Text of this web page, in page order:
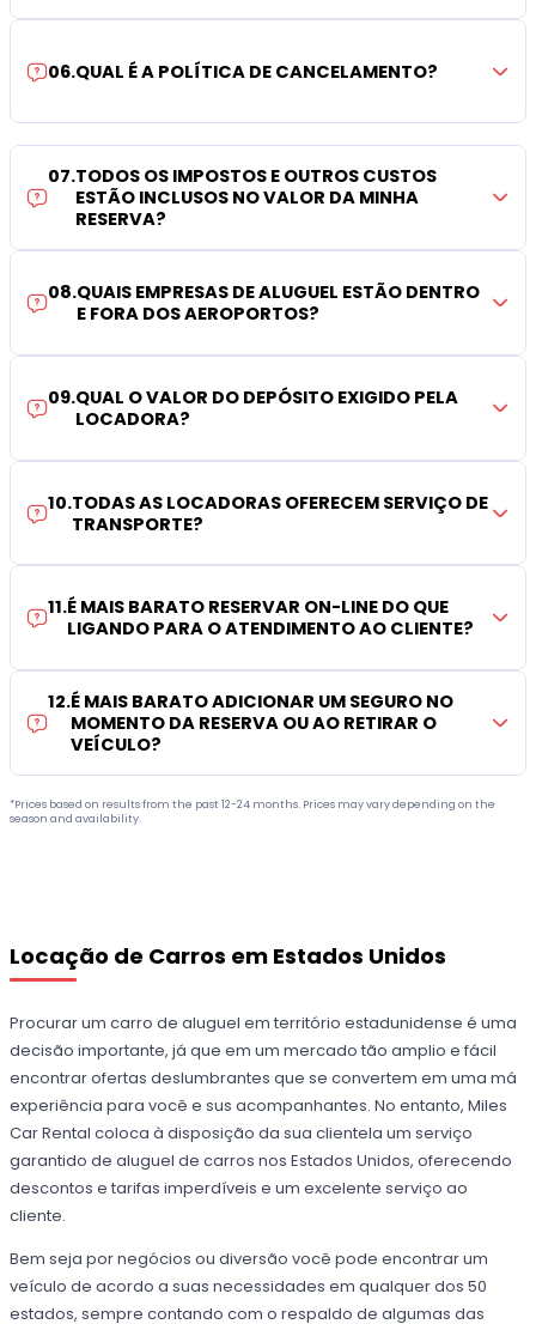
06.QUAL É A POLÍTICA DE CANCELAMENTO?
07.TODOS OS IMPOSTOS E OUTROS CUSTOS
ESTÃO INCLUSOS NO VALOR DA MINHA
RESERVA?
08.QUAIS EMPRESAS DE ALUGUEL ESTÃO DENTRO
E FORA DOS AEROPORTOS?
09.QUAL O VALOR DO DEPÓSITO EXIGIDO PELA
LOCADORA?
10.TODAS AS LOCADORAS OFERECEM SERVIÇO DE
TRANSPORTE?
11.É MAIS BARATO RESERVAR ON-LINE DO QUE
LIGANDO PARA O ATENDIMENTO AO CLIENTE?
12.É MAIS BARATO ADICIONAR UM SEGURO NO
MOMENTO DA RESERVA OU AO RETIRAR O
VEÍCULO?
*Prices based on results from the past 12-24 months. Prices may vary depending on the
season and availability.
Locação de Carros em Estados Unidos
Procurar um carro de aluguel em território estadunidense é uma
decisão importante, já que em um mercado tão amplio e fácil
encontrar ofertas deslumbrantes que se convertem em uma má
experiência para você e sus acompanhantes. No entanto, Miles
Car Rental coloca à disposição da sua clientela um serviço
garantido de aluguel de carros nos Estados Unidos, oferecendo
descontos e tarifas imperdíveis e um excelente serviço ao
cliente.
Bem seja por negócios ou diversão você pode encontrar um
veículo de acordo a suas necessidades em qualquer dos 50
estados, sempre contando com o respaldo de algumas das